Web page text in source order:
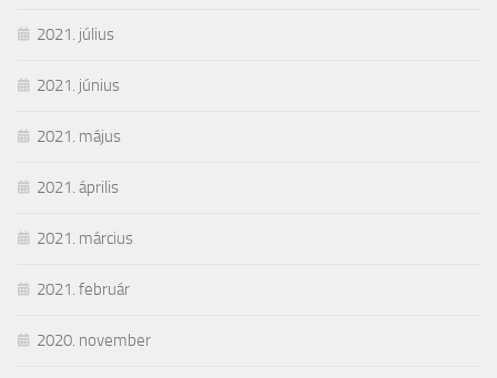
2021. július
2021. június
2021. május
2021. április
2021. március
2021. február
2020. november